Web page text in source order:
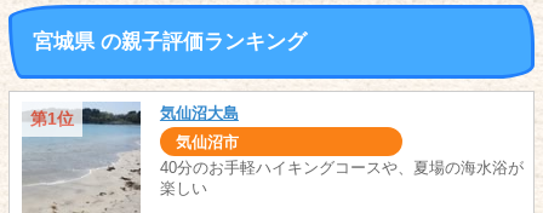
宮城県 の親子評価ランキング
第1位 気仙沼大島
気仙沼市
40分のお手軽ハイキングコースや、夏場の海水浴が
楽しい